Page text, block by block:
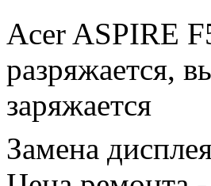
Acer ASPIRE
разряжается,
заряжается
Замена